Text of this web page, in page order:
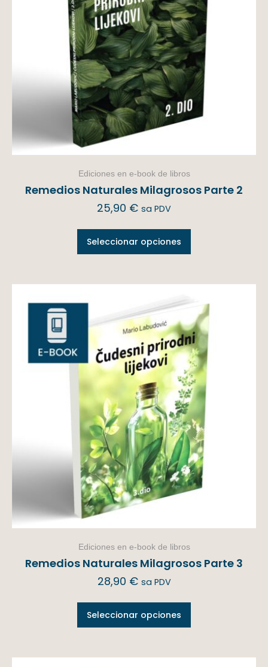
Ediciones en e-book de libros
Remedios Naturales Milagrosos Parte 2
25,90 € sa PDV
Seleccionar opciones
Ediciones en e-book de libros
Remedios Naturales Milagrosos Parte 3
28,90 € sa PDV
Seleccionar opciones